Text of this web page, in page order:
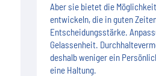
Aber sie bietet die
entwickeln, die in guten
Entscheidungsstärke.
Gelassenheit.
deshalb weniger ein
eine Haltung.